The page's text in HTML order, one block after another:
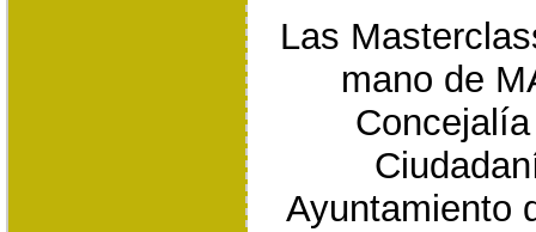
Las
mano de
Ayuntamiento